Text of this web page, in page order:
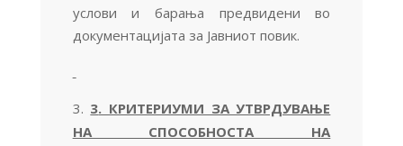
услови и барања предвидени во
документацијата за Јавниот повик.
3. КРИТЕРИУМИ ЗА УТВРДУВАЊЕ
НА СПОСОБНОСТА НА